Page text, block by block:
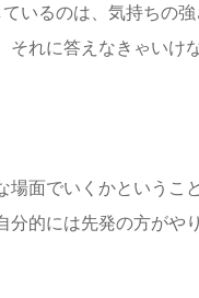
いるのは、気持ちの
れに答えなきゃいけ
面でいくかというこ
的には先発の方がや